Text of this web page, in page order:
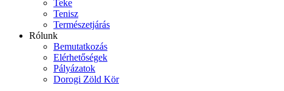
Teke
Tenisz
Természetjárás
Rólunk
Bemutatkozás
Elérhetőségek
Pályázatok
Dorogi Zöld Kör